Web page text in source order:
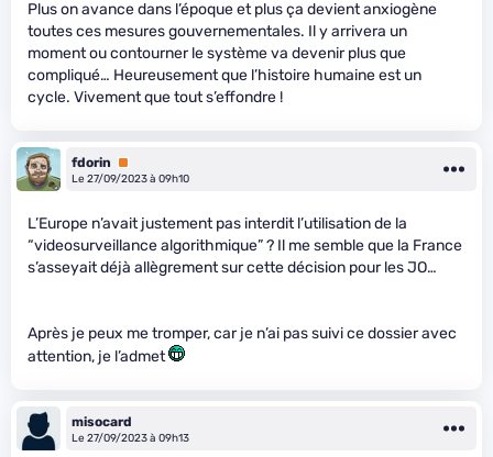
Plus on avance dans l’époque et plus ça devient anxiogène
toutes ces mesures gouvernementales. Il y arrivera un
moment ou contourner le système va devenir plus que
compliqué… Heureusement que l’histoire humaine est un
cycle. Vivement que tout s’effondre !
fdorin
Premium
Le 27/09/2023 à 09h10
L’Europe n’avait justement pas interdit l’utilisation de la
“videosurveillance algorithmique” ? Il me semble que la France
s’asseyait déjà allègrement sur cette décision pour les JO…
Après je peux me tromper, car je n’ai pas suivi ce dossier avec
attention, je l’admet
misocard
Le 27/09/2023 à 09h13